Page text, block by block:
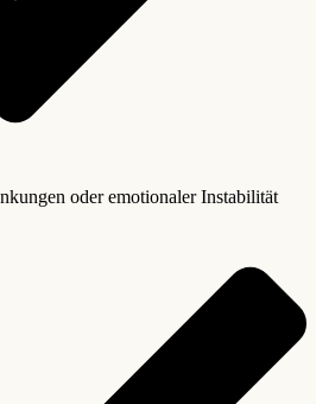
oder emotionaler Instabilität